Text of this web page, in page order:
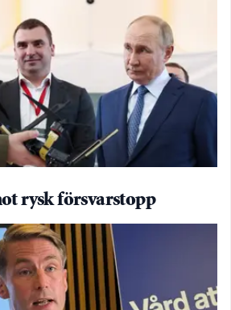
rysk försvarstopp